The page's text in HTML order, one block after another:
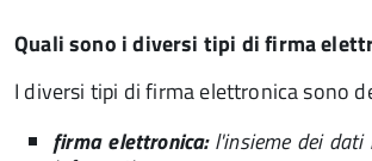
Quali sono i diversi tipi di firma
I diversi tipi di firma elettronica sono
firma elettronica:l'insieme dei dati